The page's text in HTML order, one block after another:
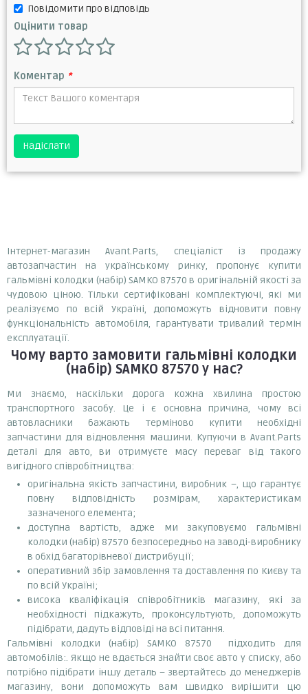
Повідомити про відповідь
Оцінити товар
Коментар *
Надіслати
Інтернет-магазин Avant.Parts, спеціаліст із продажу
автозапчастин на українському ринку, пропонує купити
гальмівні колодки (набір) SAMKO 87570 в оригінальній якості за
чудовою ціною. Тільки сертифіковані комплектуючі, які ми
реалізуємо по всій Україні, допоможуть відновити повну
функціональність автомобіля, гарантувати тривалий термін
експлуатації.
Чому варто замовити гальмівні колодки
(набір) SAMKO 87570у нас?
Ми знаємо, наскільки дорога кожна хвилина простою
транспортного засобу. Це і є основна причина, чому всі
автовласники бажають терміново купити необхідні
запчастини для відновлення машини. Купуючи в Avant.Parts
деталі для авто, ви отримуєте масу переваг від такого
вигідного співробітництва:
оригінальна якість запчастини, виробник –, що гарантує
повну відповідність розмірам, характеристикам
зазначеного елемента;
доступна вартість, адже ми закуповуємо гальмівні
колодки (набір) 87570 безпосередньо на заводі-виробнику
в обхід багаторівневої дистрибуції;
оперативний збір замовлення та доставлення по Києву та
по всій Україні;
висока кваліфікація співробітників магазину, які за
необхідності підкажуть, проконсультують, допоможуть
підібрати, дадуть відповіді на всі питання.
Гальмівні колодки (набір) SAMKO 87570 підходить для
автомобілів:. Якщо не вдається знайти своє авто у списку, або
потрібно підібрати іншу деталь – звертайтесь до менеджерів
магазину, вони допоможуть вам швидко вирішити цю